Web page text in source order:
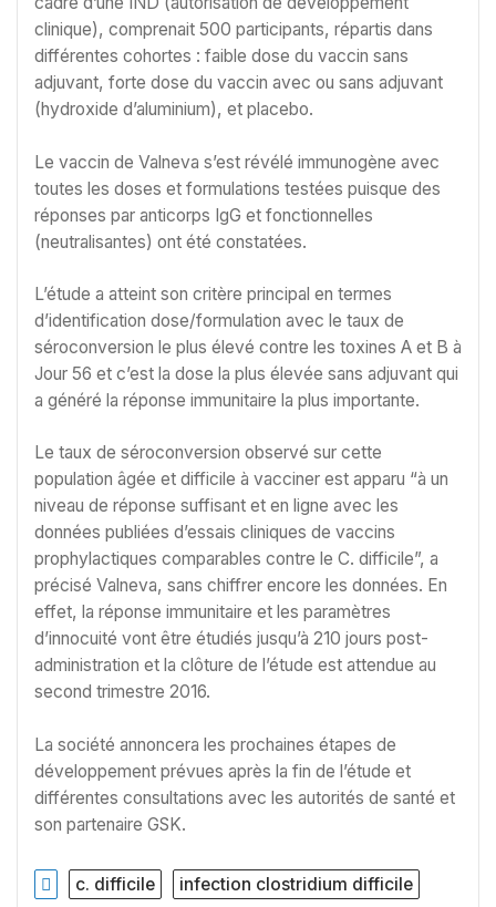
clinique), comprenait 500 participants, répartis dans
différentes cohortes : faible dose du vaccin sans
adjuvant, forte dose du vaccin avec ou sans adjuvant
(hydroxide d’aluminium), et placebo.
Le vaccin de Valneva s’est révélé immunogène avec
toutes les doses et formulations testées puisque des
réponses par anticorps IgG et fonctionnelles
(neutralisantes) ont été constatées.
L’étude a atteint son critère principal en termes
d’identification dose/formulation avec le taux de
séroconversion le plus élevé contre les toxines A et B à
Jour 56 et c’est la dose la plus élevée sans adjuvant qui
a généré la réponse immunitaire la plus importante.
Le taux de séroconversion observé sur cette
population âgée et difficile à vacciner est apparu “à un
niveau de réponse suffisant et en ligne avec les
données publiées d’essais cliniques de vaccins
prophylactiques comparables contre le C. difficile”, a
précisé Valneva, sans chiffrer encore les données. En
effet, la réponse immunitaire et les paramètres
d’innocuité vont être étudiés jusqu’à 210 jours post-
administration et la clôture de l’étude est attendue au
second trimestre 2016.
La société annoncera les prochaines étapes de
développement prévues après la fin de l’étude et
différentes consultations avec les autorités de santé et
son partenaire GSK.
c. difficile infection clostridium difficile